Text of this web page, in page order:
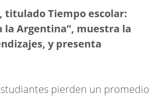
titulado Tiempo escolar:
Argentina”, muestra la
y presenta
pierden un promedio